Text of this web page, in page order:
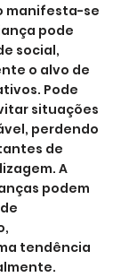
manifesta-se
pode
social,
o alvo de
Pode
situações
perdendo
de
A
podem
tendência